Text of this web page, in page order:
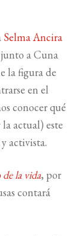
Selma Ancira
a Cuna
la figura de
en el
conocer qué
actual) este
activista.
la vida, por
contará